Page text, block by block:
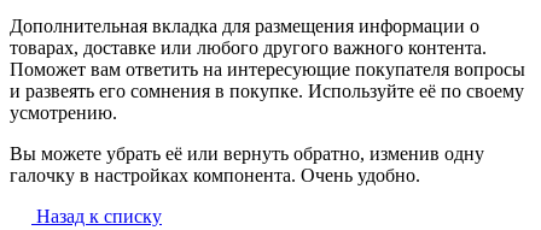
Дополнительная вкладка для размещения информации о
товарах, доставке или любого другого важного контента.
Поможет вам ответить на интересующие покупателя вопросы
и развеять его сомнения в покупке. Используйте её по своему
усмотрению.
Вы можете убрать её или вернуть обратно, изменив одну
галочку в настройках компонента. Очень удобно.
Назад к списку